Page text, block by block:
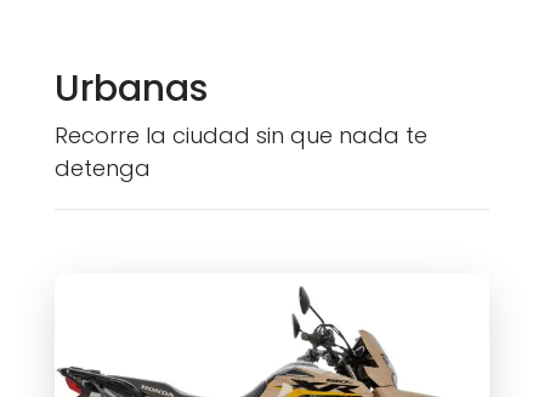
Urbanas
Recorre la ciudad sin que nada te
detenga